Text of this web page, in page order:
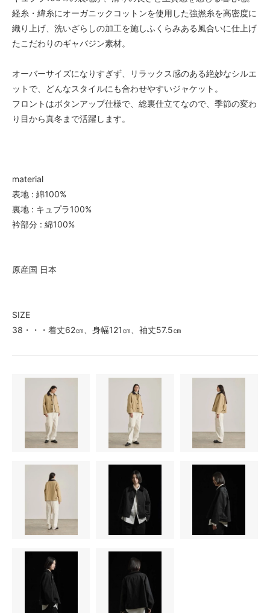
経糸・緯糸にオーガニックコットンを使用した強撚糸を高密度に
織り上げ、洗いざらしの加工を施しふくらみある風合いに仕上げ
たこだわりのギャバジン素材。
オーバーサイズになりすぎず、リラックス感のある絶妙なシルエ
ットで、どんなスタイルにも合わせやすいジャケット。
フロントはボタンアップ仕様で、総裏仕立てなので、季節の変わ
り目から真冬まで活躍します。
material
表地 : 綿100%
裏地 : キュプラ100%
衿部分 : 綿100%
原産国 日本
SIZE
38・・・着丈62㎝、身幅121㎝、袖丈57.5㎝